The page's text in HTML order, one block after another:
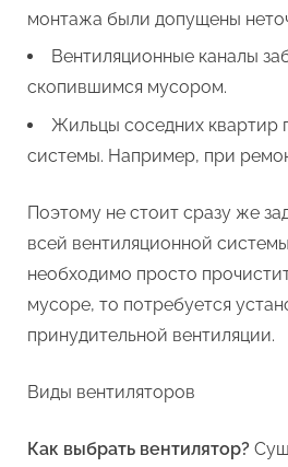
монтажа были допущены
Вентиляционные каналы
скопившимся мусором.
Жильцы соседних квартир
системы. Например, при
Поэтому не стоит сразу же
всей вентиляционной
необходимо просто
мусоре, то потребуется
принудительной вентиляции.
Виды вентиляторов
Как выбрать вентилятор?